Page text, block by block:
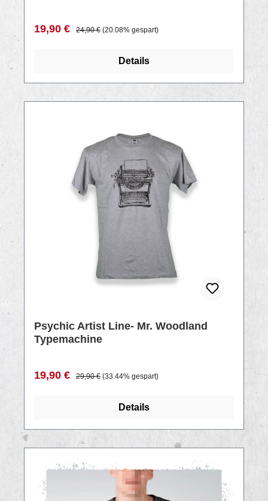
Verkaufspreis:
19,90 € Regulärer Preis:
24,90 € (20.08% gespart)
Details
Psychic Artist Line- Mr. Woodland
Typemachine
Verkaufspreis:
19,90 € Regulärer Preis:
29,90 € (33.44% gespart)
Details